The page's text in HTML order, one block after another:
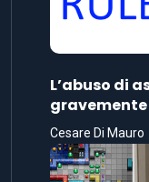
L’abuso di
Cesare Di Mauro